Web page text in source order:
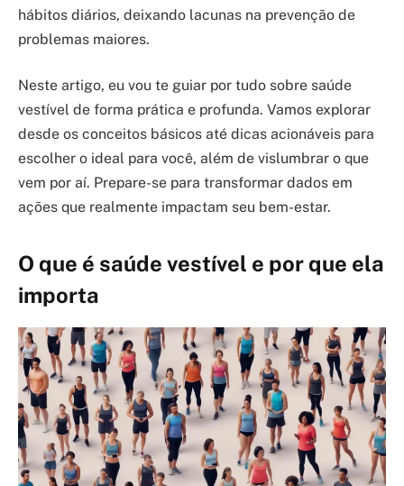
hábitos diários, deixando lacunas na prevenção de
problemas maiores.
Neste artigo, eu vou te guiar por tudo sobre saúde
vestível de forma prática e profunda. Vamos explorar
desde os conceitos básicos até dicas acionáveis para
escolher o ideal para você, além de vislumbrar o que
vem por aí. Prepare-se para transformar dados em
ações que realmente impactam seu bem-estar.
O que é saúde vestível e por que ela
importa